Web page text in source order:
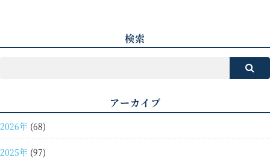
検索
アーカイブ
2026年 (68)
2025年 (97)